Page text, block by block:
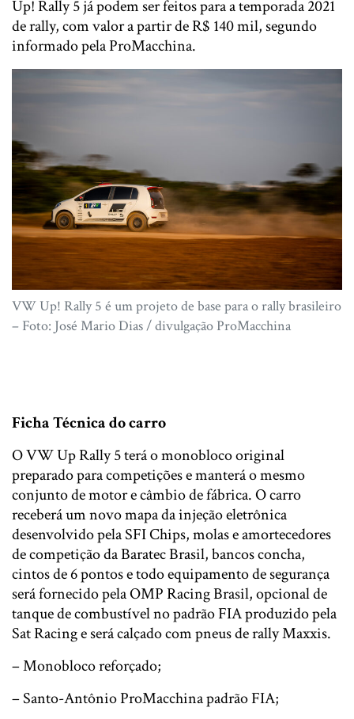
Up! Rally 5 já podem ser feitos para a temporada 2021
de rally, com valor a partir de R$ 140 mil, segundo
informado pela ProMacchina.
VW Up! Rally 5 é um projeto de base para o rally brasileiro
– Foto: José Mario Dias / divulgação ProMacchina
Ficha Técnica do carro
O VW Up Rally 5 terá o monobloco original
preparado para competições e manterá o mesmo
conjunto de motor e câmbio de fábrica. O carro
receberá um novo mapa da injeção eletrônica
desenvolvido pela SFI Chips, molas e amortecedores
de competição da Baratec Brasil, bancos concha,
cintos de 6 pontos e todo equipamento de segurança
será fornecido pela OMP Racing Brasil, opcional de
tanque de combustível no padrão FIA produzido pela
Sat Racing e será calçado com pneus de rally Maxxis.
– Monobloco reforçado;
– Santo-Antônio ProMacchina padrão FIA;